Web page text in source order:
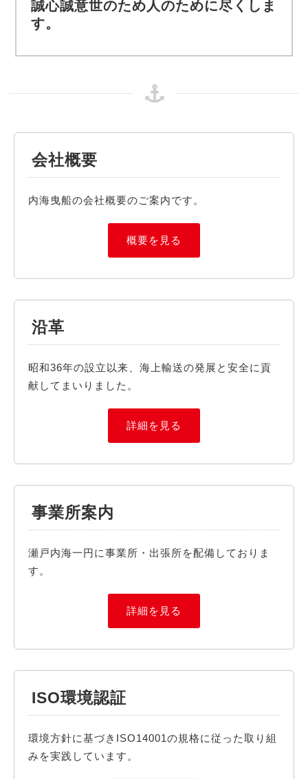
誠心誠意世のため人のために尽くしま
す。
会社概要
内海曳船の会社概要のご案内です。
概要を見る
沿革
昭和36年の設立以来、海上輸送の発展と安全に貢
献してまいりました。
詳細を見る
事業所案内
瀬戸内海一円に事業所・出張所を配備しておりま
す。
詳細を見る
ISO環境認証
環境方針に基づきISO14001の規格に従った取り組
みを実践しています。